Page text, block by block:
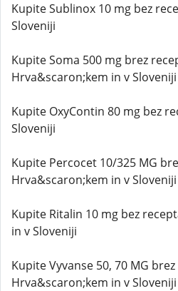
Kupite Sublinox 10 mg bez
Sloveniji
Kupite Soma 500 mg brez
Hrva&scaron;kem in v Sloveniji
Kupite OxyContin 80 mg bez
Sloveniji
Kupite Percocet 10/325 MG
Hrva&scaron;kem in v Sloveniji
Kupite Ritalin 10 mg bez
in v Sloveniji
Kupite Vyvanse 50, 70 MG
Hrva&scaron;kem in v Sloveniji